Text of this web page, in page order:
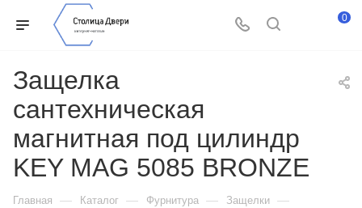
0
Защелка
сантехническая
магнитная под цилиндр
KEY MAG 5085 BRONZE
Главная — Каталог — Фурнитура — Защелки —